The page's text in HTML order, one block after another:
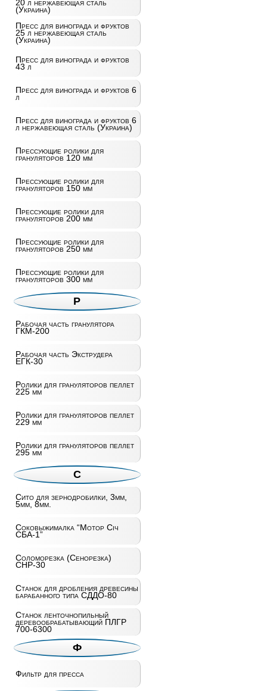
20 л нержавеющая сталь
(Украина)
Пресс для винограда и фруктов
25 л нержавеющая сталь
(Украина)
Пресс для винограда и фруктов
43 л
Пресс для винограда и фруктов 6
л
Пресс для винограда и фруктов 6
л нержавеющая сталь (Украина)
Прессующие ролики для
грануляторов 120 мм
Прессующие ролики для
грануляторов 150 мм
Прессующие ролики для
грануляторов 200 мм
Прессующие ролики для
грануляторов 250 мм
Прессующие ролики для
грануляторов 300 мм
Р
Рабочая часть гранулятора
ГКМ-200
Рабочая часть Экструдера
ЕГК-30
Ролики для грануляторов пеллет
225 мм
Ролики для грануляторов пеллет
229 мм
Ролики для грануляторов пеллет
295 мм
С
Сито для зернодробилки, 3мм,
5мм, 8мм.
Соковыжималка “Мотор Січ
СБА-1”
Соломорезка (Сенорезка)
СНР-30
Станок для дробления древесины
барабанного типа СДДО-80
Станок ленточнопильный
деревообрабатывающий ПЛГР
700-6300
Ф
Фильтр для пресса